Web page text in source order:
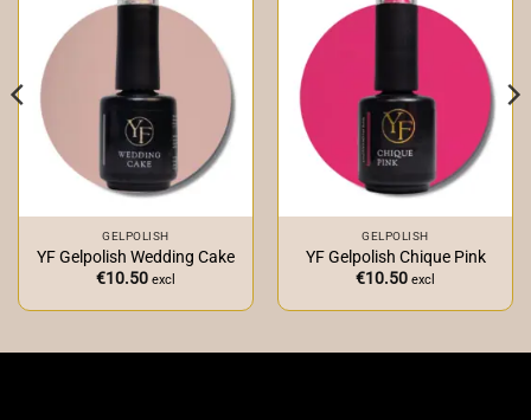
GELPOLISH
YF Gelpolish Wedding Cake
€10.50 excl
GELPOLISH
YF Gelpolish Chique Pink
€10.50 excl